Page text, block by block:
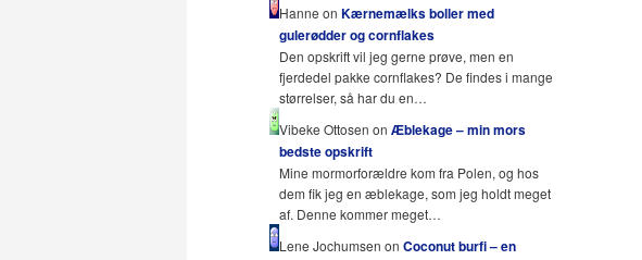
Hanne on Kærnemælks boller med
gulerødder og cornflakes
Den opskrift vil jeg gerne prøve, men en
fjerdedel pakke cornflakes? De findes i mange
størrelser, så har du en…
Vibeke Ottosen on Æblekage – min mors
bedste opskrift
Mine mormorforældre kom fra Polen, og hos
dem fik jeg en æblekage, som jeg holdt meget
af. Denne kommer meget…
Lene Jochumsen on Coconut burfi – en